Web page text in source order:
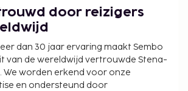
door reizigers
dan 30 jaar ervaring maakt Sembo
van de wereldwijd vertrouwde Stena-
We worden erkend voor onze
en ondersteund door